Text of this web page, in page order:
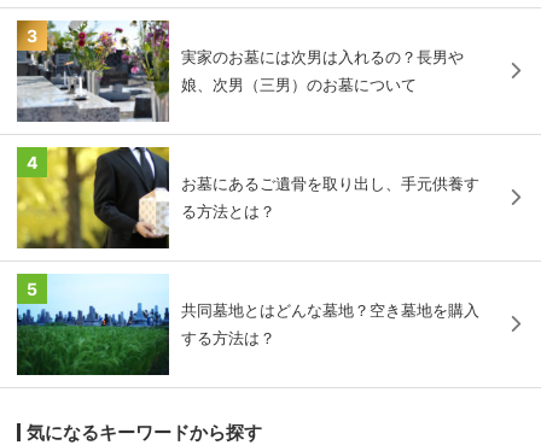
3
実家のお墓には次男は入れるの？長男や
娘、次男（三男）のお墓について
4
お墓にあるご遺骨を取り出し、手元供養す
る方法とは？
5
共同墓地とはどんな墓地？空き墓地を購入
する方法は？
気になるキーワードから探す